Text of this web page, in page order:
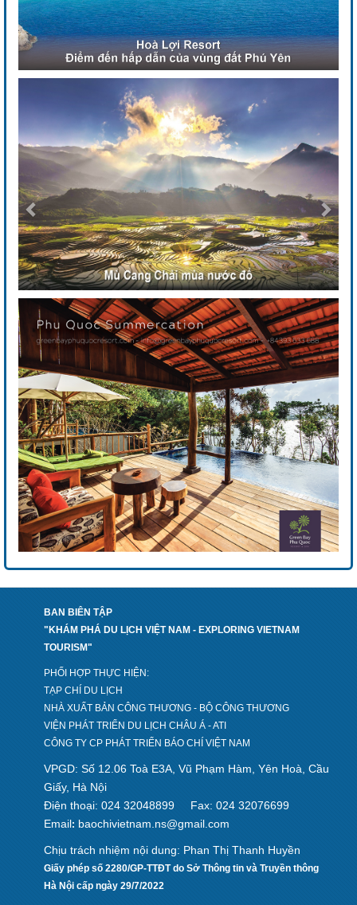
BAN BIÊN TẬP
"KHÁM PHÁ DU LỊCH VIỆT NAM - EXPLORING VIETNAM
TOURISM"
PHỐI HỢP THỰC HIỆN:
TẠP CHÍ DU LỊCH
NHÀ XUẤT BẢN CÔNG THƯƠNG - BỘ CÔNG THƯƠNG
VIỆN PHÁT TRIỂN DU LỊCH CHÂU Á - ATI
CÔNG TY CP PHÁT TRIỂN BÁO CHÍ VIỆT NAM
VPGD: Số 12.06 Toà E3A, Vũ Phạm Hàm, Yên Hoà, Cầu
Giấy, Hà Nội
Điện thoại: 024 32048899
Fax: 024 32076699
Email: baochivietnam.ns@gmail.com
Chịu trách nhiệm nội dung: Phan Thị Thanh Huyền
Giấy phép số 2280/GP-TTĐT do Sở Thông tin và Truyền thông
Hà Nội cấp ngày 29/7/2022